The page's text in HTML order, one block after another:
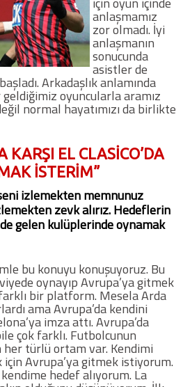
anlaşmamız
zor olmadı. İyi
anlaşmanın
sonucunda
asistler de
Arkadaşlık anlamında
oyuncularla aramız
normal hayatımızı da birlikte
KARŞI EL CLASİCO’DA
İSTERİM”
izlemekten memnunuz
zevk alırız. Hedeflerin
gelen kulüplerinde oynamak
bu konuyu konuşuyoruz. Bu
oynayıp Avrupa’ya gitmek
bir platform. Mesela Arda
ama Avrupa’da kendini
imza attı. Avrupa’da
çok farklı. Futbolcunun
türlü ortam var. Kendimi
Avrupa’ya gitmek istiyorum.
hedef alıyorum. La